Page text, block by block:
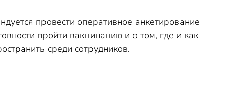
провести оперативное анкетирование
пройти вакцинацию и о том, где и как
среди сотрудников.